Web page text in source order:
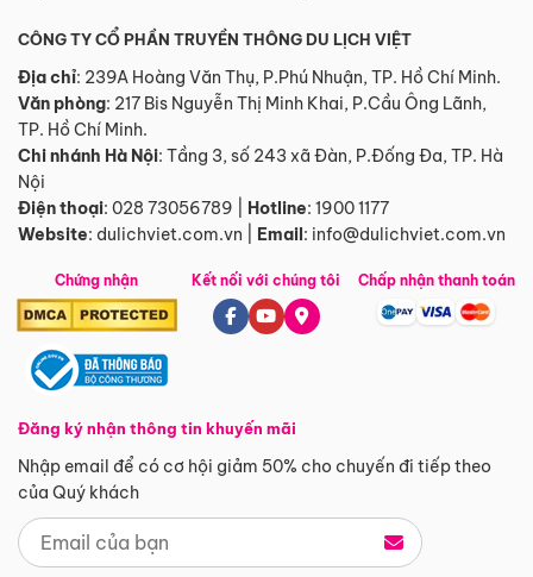
CÔNG TY CỔ PHẦN TRUYỀN THÔNG DU LỊCH VIỆT
Địa chỉ: 239A Hoàng Văn Thụ, P.Phú Nhuận, TP. Hồ Chí Minh.
Văn phòng: 217 Bis Nguyễn Thị Minh Khai, P.Cầu Ông Lãnh,
TP. Hồ Chí Minh.
Chi nhánh Hà Nội: Tầng 3, số 243 xã Đàn, P.Đống Đa, TP. Hà
Nội
Điện thoại: 028 73056789 Hotline: 1900 1177
Website: dulichviet.com.vn Email: info@dulichviet.com.vn
Chứng nhận
Đăng ký nhận thông tin khuyến mãi
Nhập email để có cơ hội giảm 50% cho chuyến đi tiếp theo
của Quý khách
Kết nối với chúng tôi Chấp nhận thanh toán